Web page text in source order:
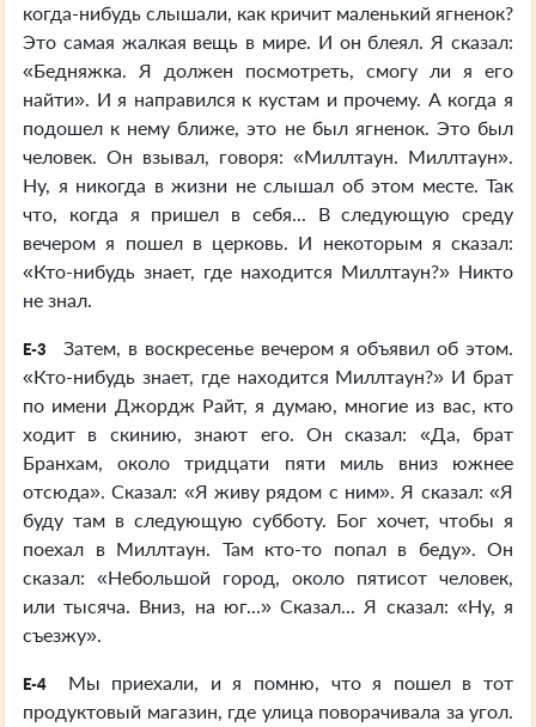
когда-нибудь слышали, как кричит маленький ягненок?
Это самая жалкая вещь в мире. И он блеял. Я сказал:
«Бедняжка. Я должен посмотреть, смогу ли я его
найти». И я направился к кустам и прочему. А когда я
подошел к нему ближе, это не был ягненок. Это был
человек. Он взывал, говоря: «Миллтаун. Миллтаун».
Ну, я никогда в жизни не слышал об этом месте. Так
что, когда я пришел в себя... В следующую среду
вечером я пошел в церковь. И некоторым я сказал:
«Кто-нибудь знает, где находится Миллтаун?» Никто
не знал.
E-3
Затем, в воскресенье вечером я объявил об этом.
«Кто-нибудь знает, где находится Миллтаун?» И брат
по имени Джордж Райт, я думаю, многие из вас, кто
ходит в скинию, знают его. Он сказал: «Да, брат
Бранхам, около тридцати пяти миль вниз южнее
отсюда». Сказал: «Я живу рядом с ним». Я сказал: «Я
буду там в следующую субботу. Бог хочет, чтобы я
поехал в Миллтаун. Там кто-то попал в беду». Он
сказал: «Небольшой город, около пятисот человек,
или тысяча. Вниз, на юг...» Сказал... Я сказал: «Ну, я
съезжу».
E-4
Мы приехали, и я помню, что я пошел в тот
продуктовый магазин, где улица поворачивала за угол.